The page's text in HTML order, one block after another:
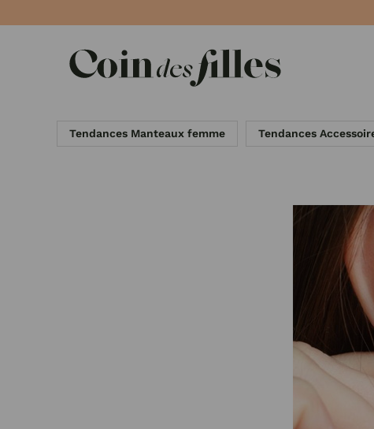
Tendances Manteaux femme Tendances